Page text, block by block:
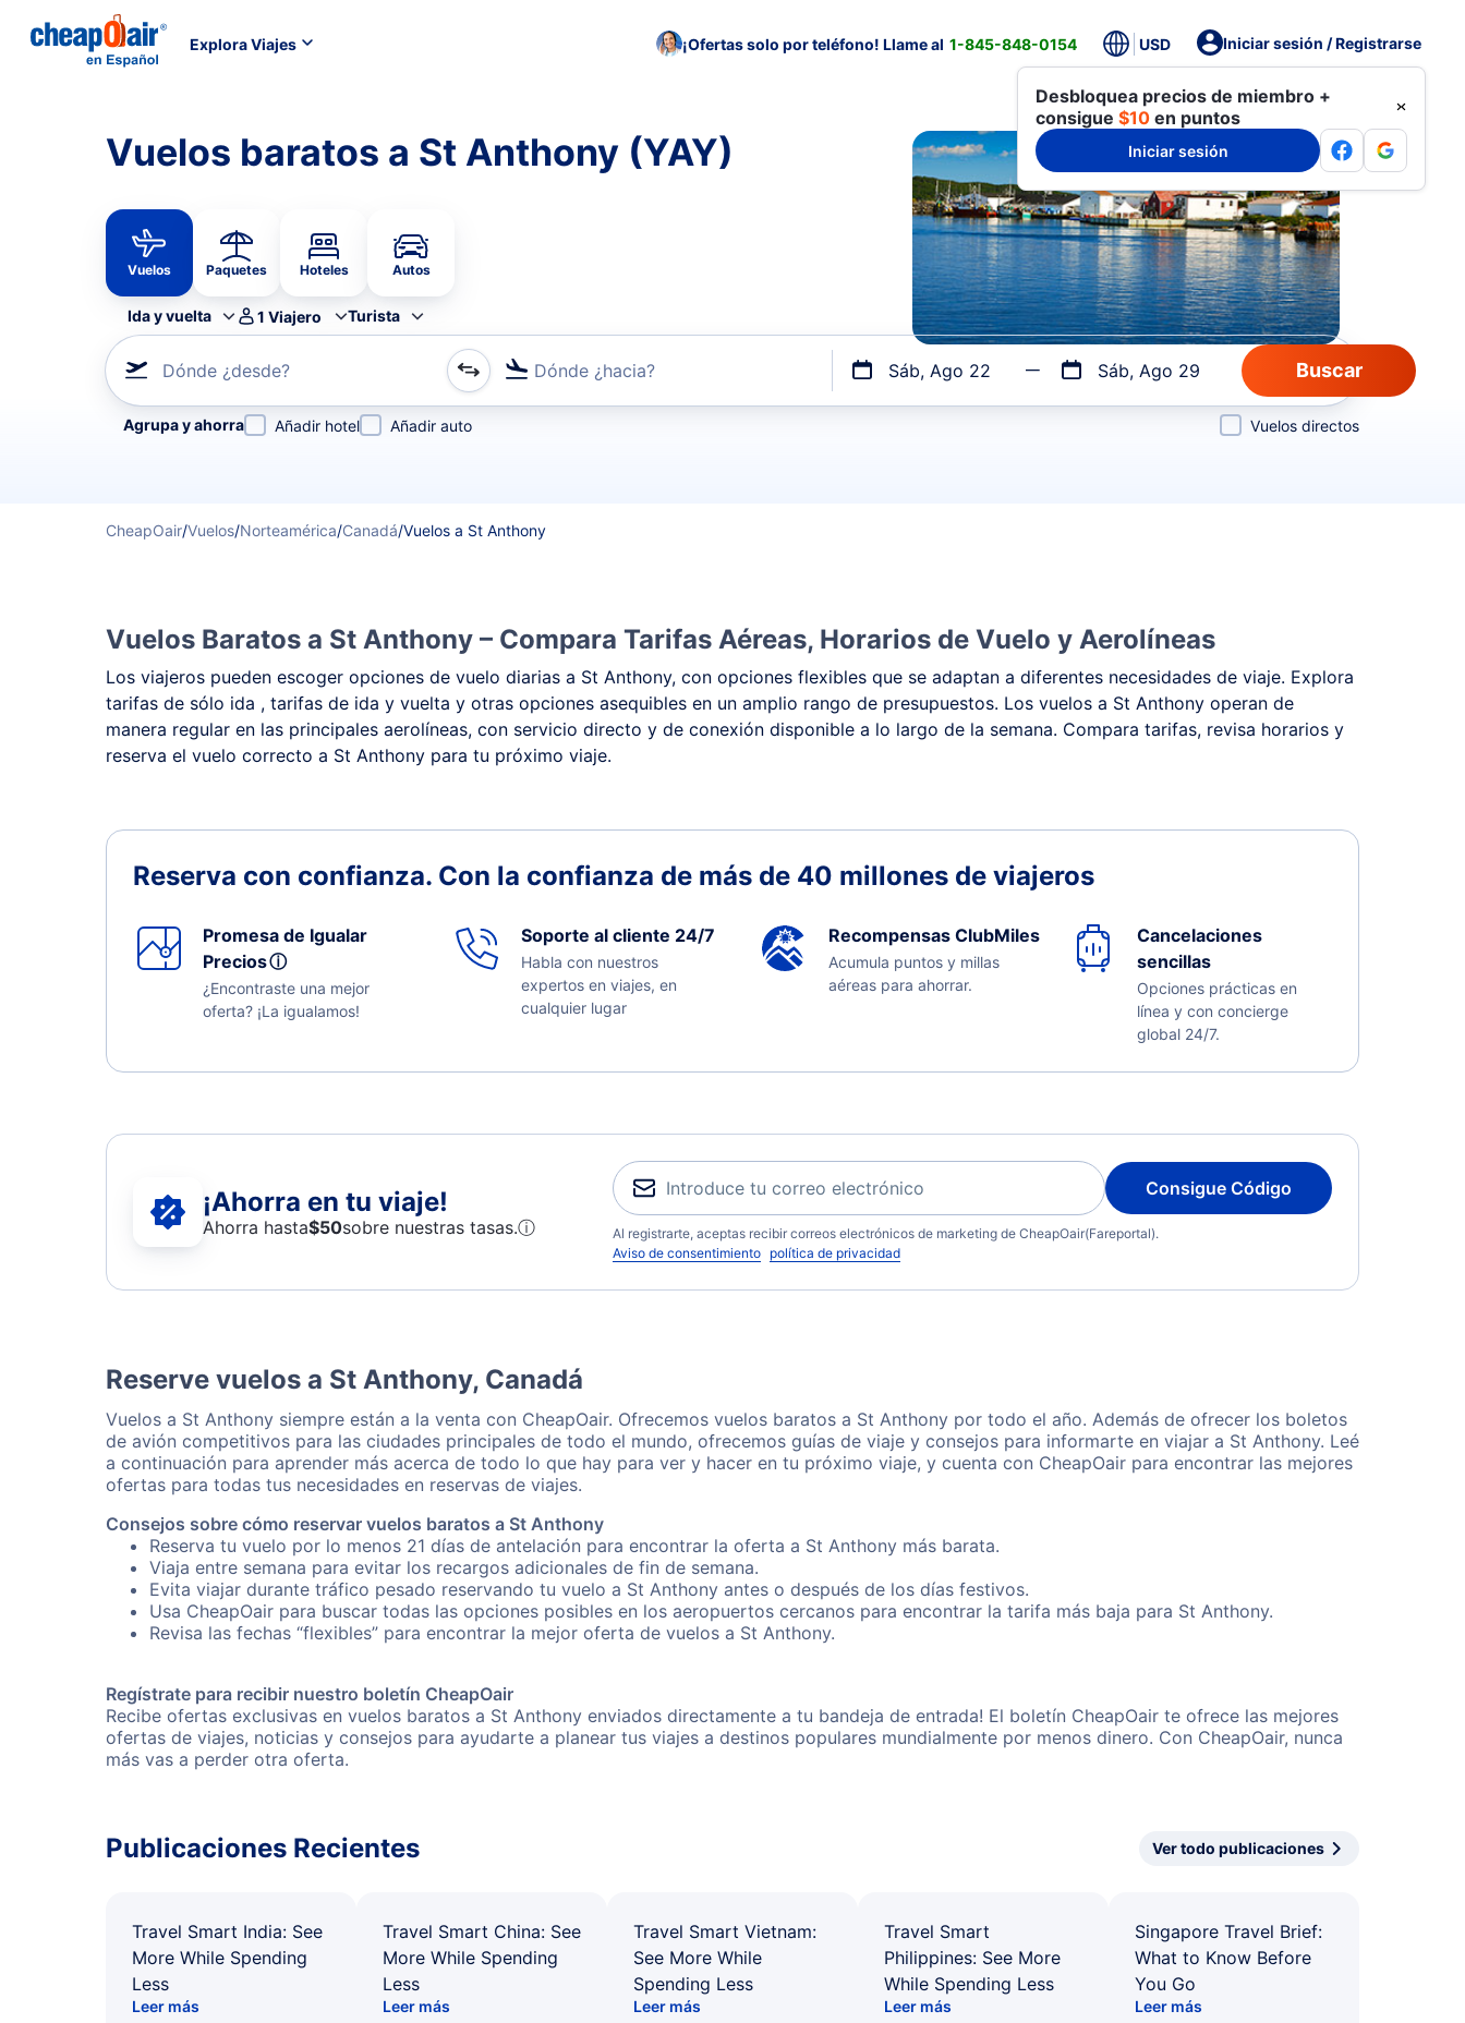
Explora Viajes ¡Ofertas solo por teléfono! Llame al 1-845-848-0154 USD Iniciar sesión / Registrarse
Desbloquea precios de miembro +
consigue $10 en puntos
Iniciar sesión
Vuelos baratos a St Anthony (YAY)
Vuelos Paquetes Hoteles Autos
Ida y vuelta 1 Viajero Turista
Dónde ¿desde? Dónde ¿hacia? Sáb, Ago 22 Sáb, Ago 29
Refina tu búsqueda por aerolínea, por ciudad o aeropuerto o por vuelos directos
Agrupa y ahorra Añadir hotel Añadir auto Vuelos directos
CheapOair/Vuelos/Norteamérica/Canadá/Vuelos a St Anthony
Vuelos Baratos a St Anthony – Compara Tarifas Aéreas, Horarios de Vuelo y Aerolíneas
Los viajeros pueden escoger opciones de vuelo diarias a St Anthony, con opciones flexibles que se adaptan a diferentes necesidades de viaje. Explora
tarifas de sólo ida , tarifas de ida y vuelta y otras opciones asequibles en un amplio rango de presupuestos. Los vuelos a St Anthony operan de
manera regular en las principales aerolíneas, con servicio directo y de conexión disponible a lo largo de la semana. Compara tarifas, revisa horarios y
reserva el vuelo correcto a St Anthony para tu próximo viaje.
Reserva con confianza. Con la confianza de más de 40 millones de viajeros
Promesa de Igualar
Preciosⓘ
¿Encontraste una mejor
oferta? ¡La igualamos!
Soporte al cliente 24/7
Habla con nuestros
expertos en viajes, en
cualquier lugar
Recompensas ClubMiles
Acumula puntos y millas
aéreas para ahorrar.
Cancelaciones
sencillas
Opciones prácticas en
línea y con concierge
global 24/7.
¡Ahorra en tu viaje!
Ahorra hasta$50sobre nuestras tasas.ⓘ
Consigue Código
Al registrarte, aceptas recibir correos electrónicos de marketing de CheapOair(Fareportal).
Aviso de consentimiento política de privacidad
Reserve vuelos a St Anthony, Canadá
Vuelos a St Anthony siempre están a la venta con CheapOair. Ofrecemos vuelos baratos a St Anthony por todo el año. Además de ofrecer los boletos
de avión competitivos para las ciudades principales de todo el mundo, ofrecemos guías de viaje y consejos para informarte en viajar a St Anthony. Leé
a continuación para aprender más acerca de todo lo que hay para ver y hacer en tu próximo viaje, y cuenta con CheapOair para encontrar las mejores
ofertas para todas tus necesidades en reservas de viajes.
Consejos sobre cómo reservar vuelos baratos a St Anthony
Reserva tu vuelo por lo menos 21 días de antelación para encontrar la oferta a St Anthony más barata.
Viaja entre semana para evitar los recargos adicionales de fin de semana.
Evita viajar durante tráfico pesado reservando tu vuelo a St Anthony antes o después de los días festivos.
Usa CheapOair para buscar todas las opciones posibles en los aeropuertos cercanos para encontrar la tarifa más baja para St Anthony.
Revisa las fechas “flexibles” para encontrar la mejor oferta de vuelos a St Anthony.
Regístrate para recibir nuestro boletín CheapOair
Recibe ofertas exclusivas en vuelos baratos a St Anthony enviados directamente a tu bandeja de entrada! El boletín CheapOair te ofrece las mejores
ofertas de viajes, noticias y consejos para ayudarte a planear tus viajes a destinos populares mundialmente por menos dinero. Con CheapOair, nunca
más vas a perder otra oferta.
Publicaciones Recientes Ver todo publicaciones
Travel Smart India: See
More While Spending
Less
Leer más
Travel Smart China: See
More While Spending
Less
Leer más
Travel Smart Vietnam:
See More While
Spending Less
Leer más
Travel Smart
Philippines: See More
While Spending Less
Leer más
Singapore Travel Brief:
What to Know Before
You Go
Leer más